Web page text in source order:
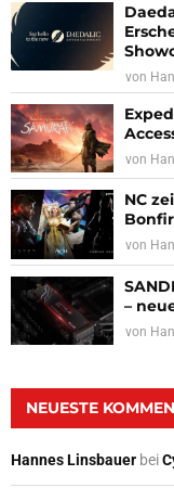
von
von
NC
von
–
von
NEUESTE
Hannes Linsbauer bei